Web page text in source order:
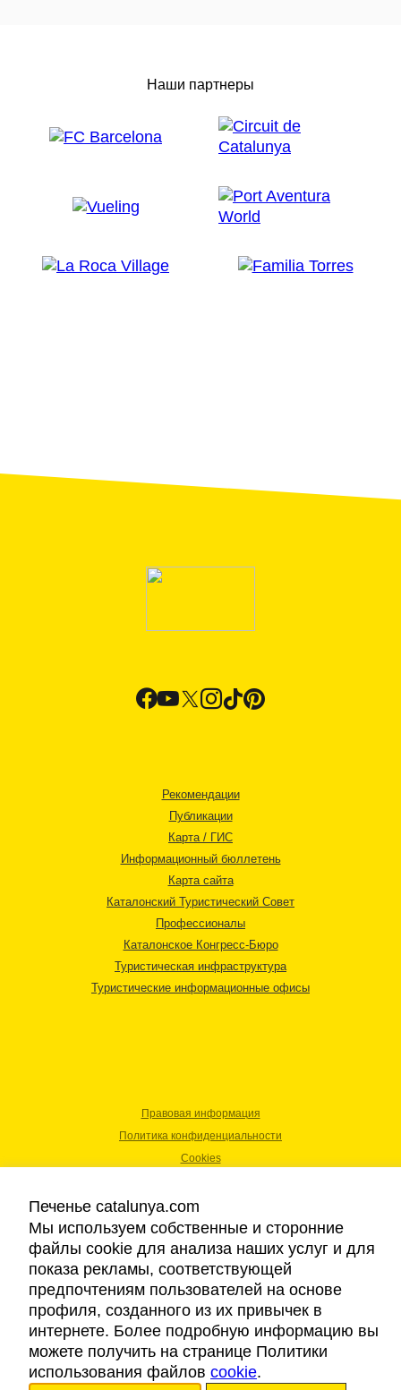
Наши партнеры
Рекомендации
Публикации
Карта / ГИС
Информационный бюллетень
Карта сайта
Каталонский Туристический Совет
Профессионалы
Каталонское Конгресс-Бюро
Туристическая инфраструктура
Туристические информационные офисы
Правовая информация
Политика конфиденциальности
Cookies
Авторские права © 2026. Каталонский Туристический Совет. Все права
Печенье catalunya.com
Мы используем собственные и сторонние
файлы cookie для анализа наших услуг и для
показа рекламы, соответствующей
предпочтениям пользователей на основе
профиля, созданного из их привычек в
интернете. Более подробную информацию вы
можете получить на странице Политики
использования файлов cookie.